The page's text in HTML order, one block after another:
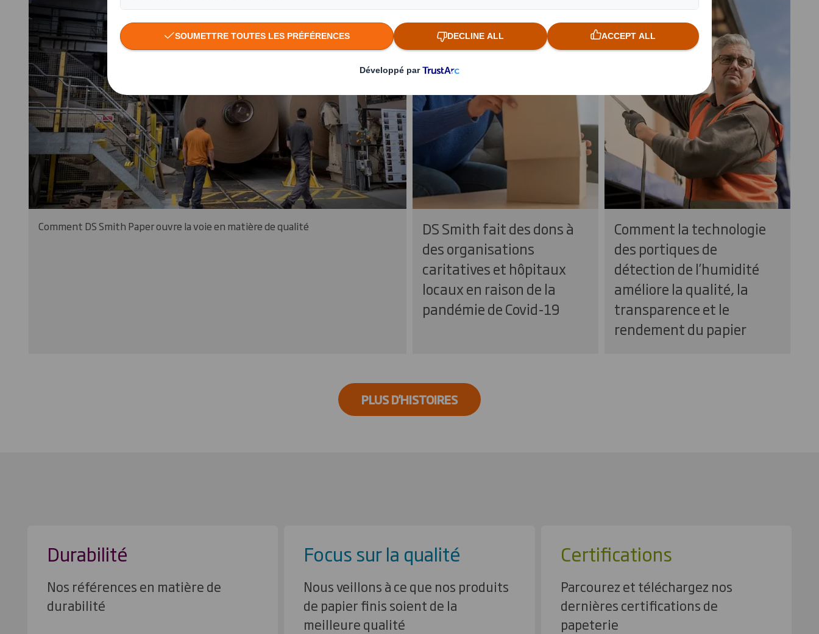
Comment DS Smith Paper ouvre la voie en matière de qualité
DS Smith fait des dons à
des organisations
caritatives et hôpitaux
locaux en raison de la
pandémie de Covid-19
Comment la technologie
des portiques de
détection de l’humidité
améliore la qualité, la
transparence et le
rendement du papier
PLUS D'HISTOIRES
Durabilité
Nos références en matière de
durabilité
Focus sur la qualité
Nous veillons à ce que nos produits
de papier finis soient de la
meilleure qualité
Certifications
Parcourez et téléchargez nos
dernières certifications de
papeterie